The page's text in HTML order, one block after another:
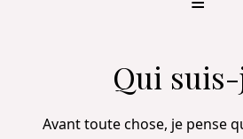
Qui
Avant toute chose, je pense